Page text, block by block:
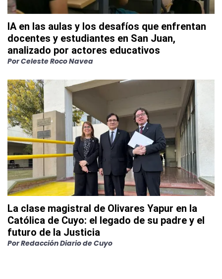
IA en las aulas y los desafíos que enfrentan
docentes y estudiantes en San Juan,
analizado por actores educativos
PorCeleste Roco Navea
La clase magistral de Olivares Yapur en la
Católica de Cuyo: el legado de su padre y el
futuro de la Justicia
PorRedacción Diario de Cuyo